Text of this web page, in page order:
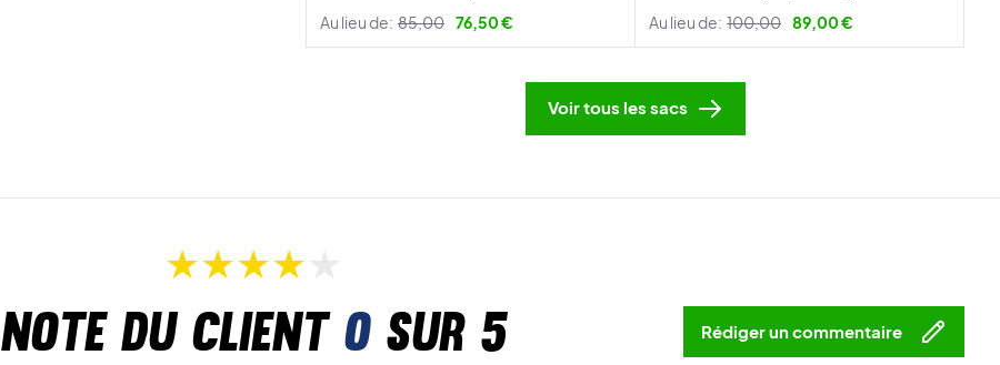
Au lieu de: 85,00 76,50 €
Au lieu de: 100,00 89,00 €
Voir tous les sacs
Note du client 0sur 5 Rédiger un commentaire